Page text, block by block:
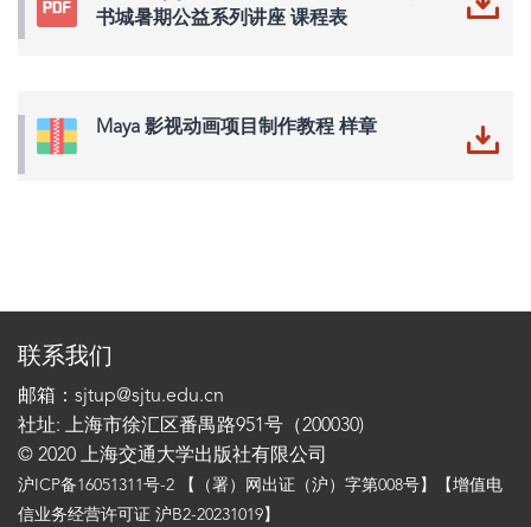
书城暑期公益系列讲座 课程表
Maya 影视动画项目制作教程 样章
联系我们
邮箱：sjtup@sjtu.edu.cn
社址: 上海市徐汇区番禺路951号（200030)
© 2020 上海交通大学出版社有限公司
沪ICP备16051311号-2 【（署）网出证（沪）字第008号】【增值电
信业务经营许可证 沪B2-20231019】